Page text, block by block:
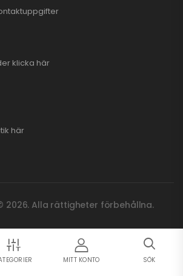
klicka här
här
2026. Alla rättigheter förbehållna.
MITT KONTO SÖK